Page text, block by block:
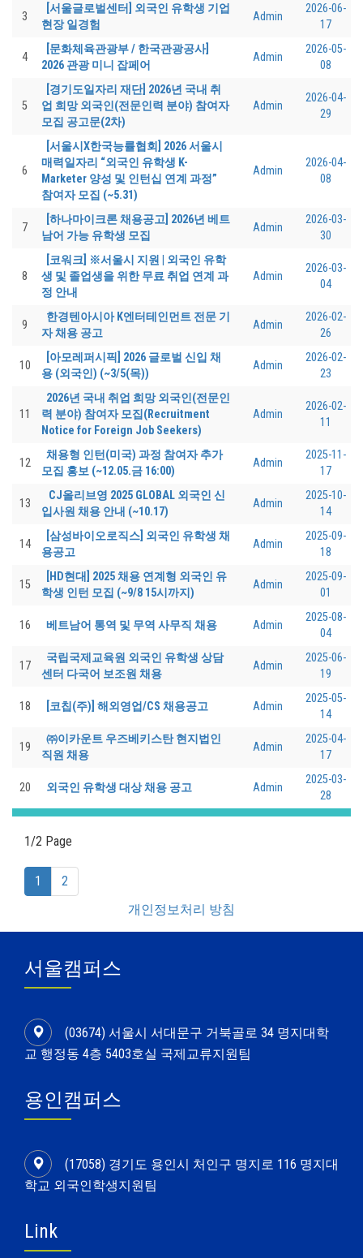
3
[서울글로벌센터] 외국인 유학생 기업
현장 일경험
Admin
2026-06-
17
4
[문화체육관광부 / 한국관광공사]
2026 관광 미니 잡페어
Admin
2026-05-
08
5
[경기도일자리 재단] 2026년 국내 취
업 희망 외국인(전문인력 분야) 참여자
모집 공고문(2차)
Admin
2026-04-
29
6
[서울시X한국능률협회] 2026 서울시
매력일자리 “외국인 유학생 K-
Marketer 양성 및 인턴십 연계 과정”
참여자 모집 (~5.31)
Admin
2026-04-
08
7
[하나마이크론 채용공고] 2026년 베트
남어 가능 유학생 모집
Admin
2026-03-
30
8
[코워크] ※서울시 지원 | 외국인 유학
생 및 졸업생을 위한 무료 취업 연계 과
정 안내
Admin
2026-03-
04
9
한경텐아시아 K엔터테인먼트 전문 기
자 채용 공고
Admin
2026-02-
26
10
[아모레퍼시픽] 2026 글로벌 신입 채
용 (외국인) (~3/5(목))
Admin
2026-02-
23
11
2026년 국내 취업 희망 외국인(전문인
력 분야) 참여자 모집(Recruitment
Notice for Foreign Job Seekers)
Admin
2026-02-
11
12
채용형 인턴(미국) 과정 참여자 추가
모집 홍보 (~12.05.금 16:00)
Admin
2025-11-
17
13
CJ올리브영 2025 GLOBAL 외국인 신
입사원 채용 안내 (~10.17)
Admin
2025-10-
14
14
[삼성바이오로직스] 외국인 유학생 채
용공고
Admin
2025-09-
18
15
[HD현대] 2025 채용 연계형 외국인 유
학생 인턴 모집 (~9/8 15시까지)
Admin
2025-09-
01
16 베트남어 통역 및 무역 사무직 채용 Admin
2025-08-
04
17
국립국제교육원 외국인 유학생 상담
센터 다국어 보조원 채용
Admin
2025-06-
19
18 [코칩(주)] 해외영업/CS 채용공고 Admin
2025-05-
14
19
㈜이카운트 우즈베키스탄 현지법인
직원 채용
Admin
2025-04-
17
20 외국인 유학생 대상 채용 공고 Admin
2025-03-
28
1/2 Page
1 (current)
2
개인정보처리 방침
서울캠퍼스
(03674) 서울시 서대문구 거북골로 34 명지대학
교 행정동 4층 5403호실 국제교류지원팀
용인캠퍼스
(17058) 경기도 용인시 처인구 명지로 116 명지대
학교 외국인학생지원팀
Link